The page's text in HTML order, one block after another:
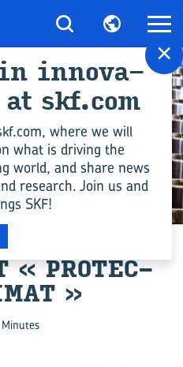
« PRO­TEC­
»
×
in in­no­va­
skf.com
where we will
what is driving the
world, and share news
research. Join us and
SKF!